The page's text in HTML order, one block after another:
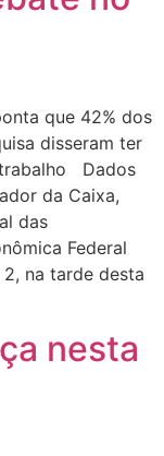
que 42% dos
disseram ter
trabalho Dados
da Caixa,
das
Federal
na tarde desta
nesta